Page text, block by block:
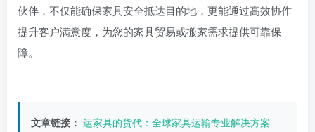
伙伴，不仅能确保家具安全抵达目的地，更能通过高效协作
提升客户满意度，为您的家具贸易或搬家需求提供可靠保
障。
文章链接： 运家具的货代：全球家具运输专业解决方案